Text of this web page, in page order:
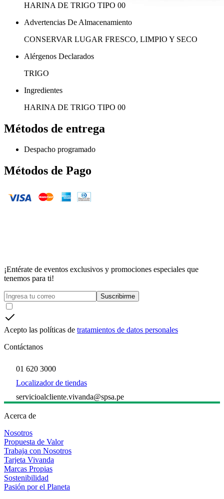
HARINA DE TRIGO TIPO 00
Advertencias De Almacenamiento
CONSERVAR LUGAR FRESCO, LIMPIO Y SECO
Alérgenos Declarados
TRIGO
Ingredientes
HARINA DE TRIGO TIPO 00
Métodos de entrega
Despacho programado
Métodos de Pago
¡Entérate de eventos exclusivos y promociones especiales que
tenemos para ti!
Suscribirme
Acepto las políticas de tratamientos de datos personales
Contáctanos
01 620 3000
Localizador de tiendas
servicioalcliente.vivanda@spsa.pe
Acerca de
Nosotros
Propuesta de Valor
Trabaja con Nosotros
Tarjeta Vivanda
Marcas Propias
Sostenibilidad
Pasión por el Planeta